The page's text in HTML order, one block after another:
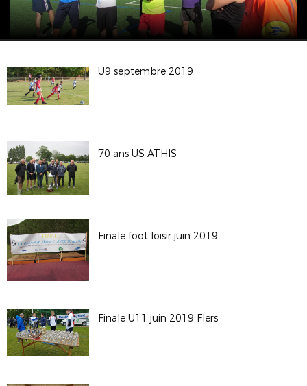
U9 septembre 2019
70 ans US ATHIS
Finale foot loisir juin 2019
Finale U11 juin 2019 Flers